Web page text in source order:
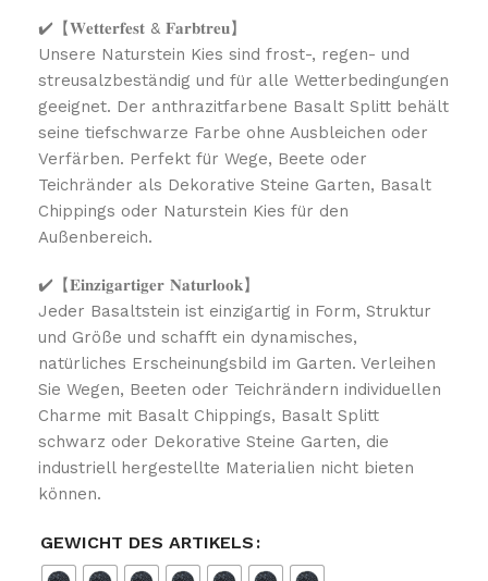
✔️【𝐖𝐞𝐭𝐭𝐞𝐫𝐟𝐞𝐬𝐭 & 𝐅𝐚𝐫𝐛𝐭𝐫𝐞𝐮】
Unsere Naturstein Kies sind frost-, regen- und
streusalzbeständig und für alle Wetterbedingungen
geeignet. Der anthrazitfarbene Basalt Splitt behält
seine tiefschwarze Farbe ohne Ausbleichen oder
Verfärben. Perfekt für Wege, Beete oder
Teichränder als Dekorative Steine Garten, Basalt
Chippings oder Naturstein Kies für den
Außenbereich.
✔️【𝐄𝐢𝐧𝐳𝐢𝐠𝐚𝐫𝐭𝐢𝐠𝐞𝐫 𝐍𝐚𝐭𝐮𝐫𝐥𝐨𝐨𝐤】
Jeder Basaltstein ist einzigartig in Form, Struktur
und Größe und schafft ein dynamisches,
natürliches Erscheinungsbild im Garten. Verleihen
Sie Wegen, Beeten oder Teichrändern individuellen
Charme mit Basalt Chippings, Basalt Splitt
schwarz oder Dekorative Steine Garten, die
industriell hergestellte Materialien nicht bieten
können.
GEWICHT DES ARTIKELS